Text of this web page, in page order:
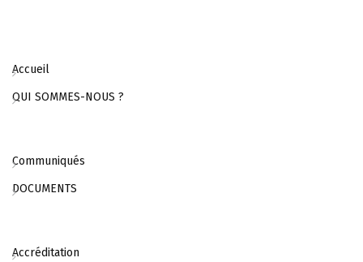
Accueil
QUI SOMMES-NOUS ?
Communiqués
DOCUMENTS
Accréditation